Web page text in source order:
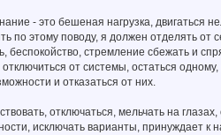
- это бешеная нагрузка, двигаться
по этому поводу, я должен отделять от
беспокойство, стремление сбежать и
от системы, остаться
и отказаться от них.
отключаться, мельчать на
исключать варианты, принуждает